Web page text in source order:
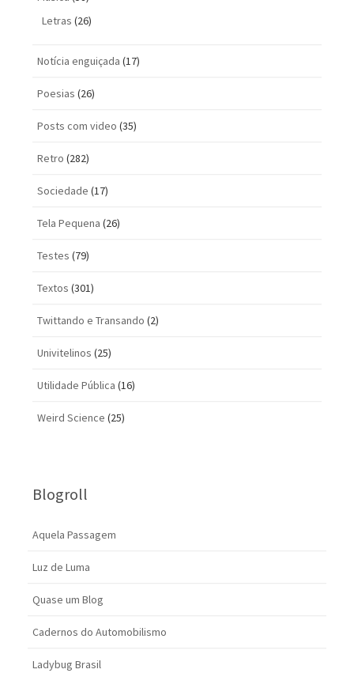
Letras (26)
Notícia enguiçada (17)
Poesias (26)
Posts com vi­deo (35)
Retro (282)
Sociedade (17)
Tela Pequena (26)
Testes (79)
Textos (301)
Twittando e Transando (2)
Univitelinos (25)
Utilidade Pública (16)
Weird Science (25)
Blogroll
Aquela Passagem
Luz de Luma
Quase um Blog
Cadernos do Automobilismo
Ladybug Brasil